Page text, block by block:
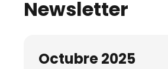
Newsletter
Octubre 2025